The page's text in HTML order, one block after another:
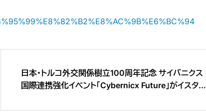
日本・トルコ外交関係樹立100周年記念 サイバニクス
国際連携強化イベント「Cybernicx Future」がイスタン